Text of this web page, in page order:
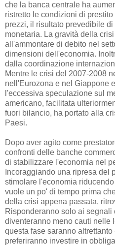
che la banca centrale ha
ristretto le condizioni di
prezzi, il risultato prevedibile
monetaria. La gravità della
all'ammontare di debito nel
dimensioni dell'economia.
dalla coordinazione
Mentre le crisi del 2007-2008
nell'Eurozona e nel Giappone
l'eccessiva speculazione sul
americano, facilitata
fuori bilancio, ha portato alla
Paesi.
Dopo aver agito come
confronti delle banche
di stabilizzare l'economia nel
Incoraggiando una ripresa del
stimolare l'economia
vuole un po' di tempo prima
della crisi appena passata,
Risponderanno solo ai
diventeranno meno cauti nelle
questa fase saranno
preferiranno investire in